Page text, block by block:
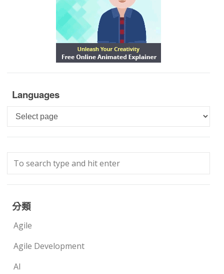
Languages
Languages
分類
Agile
Agile Development
AI